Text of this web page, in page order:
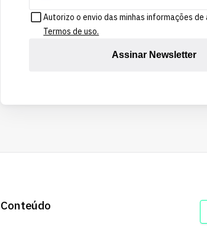
Autorizo o envio das minhas informações de
Termos de uso.
Assinar Newsletter
Conteúdo